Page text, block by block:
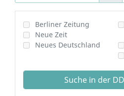
Berliner Zeitung
Neue Zeit
Neues Deutschland
Suche in der